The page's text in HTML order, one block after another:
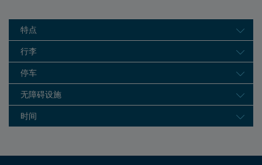
特点
行李
停车
无障碍设施
时间